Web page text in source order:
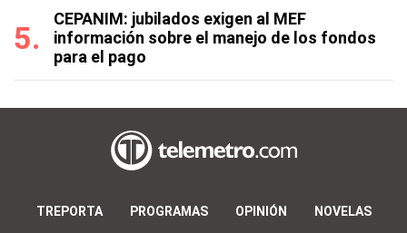
CEPANIM: jubilados exigen al MEF
información sobre el manejo de los fondos
para el pago
TREPORTA PROGRAMAS OPINIÓN NOVELAS